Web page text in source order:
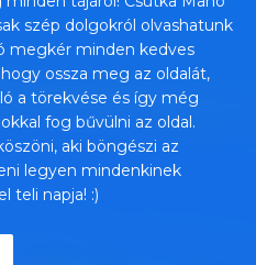
szép dolgokról olvashatunk
megkér minden kedves
ossza meg az oldalát,
a törekvése és így még
fog bűvülni az oldal.
aki böngészi az
legyen mindenkinek
teli napja! :)